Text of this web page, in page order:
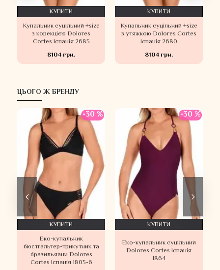
Купальник суцільний +size
з корекцією Dolores
Cortes Іспанія 2685
8104 грн.
КУПИТИ
Купальник суцільний +size
з утяжкою Dolores Cortes
Іспанія 2680
8104 грн.
КУПИТИ
ЦЬОГО Ж БРЕНДУ
-30 %
Еко-купальник
бюстгальтер-трикутник та
бразильяани Dolores
Cortes Іспанія 1805-6
КУПИТИ
-30 %
Еко-купальник суцільний
Dolores Cortes Іспанія
1864
КУПИТИ